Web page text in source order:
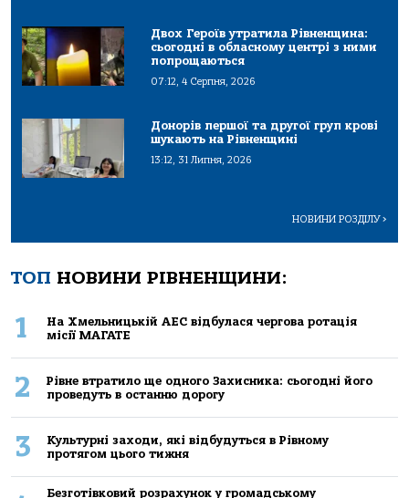
Двох Героїв утратила Рівненщина:
сьогодні в обласному центрі з ними
попрощаються
07:12, 4 Серпня, 2026
Донорів першої та другої груп крові
шукають на Рівненщині
13:12, 31 Липня, 2026
НОВИНИ РОЗДІЛУ>
ТОП НОВИНИ РІВНЕНЩИНИ:
1
На Хмельницькій АЕС відбулася чергова ротація
місії МАГАТЕ
2
Рівне втратило ще одного Захисника: сьогодні його
проведуть в останню дорогу
3
Культурні заходи, які відбудуться в Рівному
протягом цього тижня
Безготівковий розрахунок у громадському